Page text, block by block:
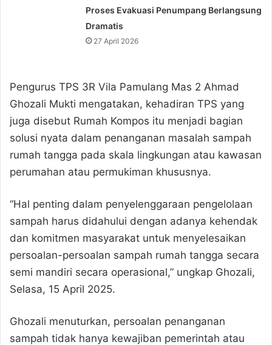
Proses Evakuasi Penumpang Berlangsung
Dramatis
27 April 2026
Pengurus TPS 3R Vila Pamulang Mas 2 Ahmad
Ghozali Mukti mengatakan, kehadiran TPS yang
juga disebut Rumah Kompos itu menjadi bagian
solusi nyata dalam penanganan masalah sampah
rumah tangga pada skala lingkungan atau kawasan
perumahan atau permukiman khususnya.
“Hal penting dalam penyelenggaraan pengelolaan
sampah harus didahului dengan adanya kehendak
dan komitmen masyarakat untuk menyelesaikan
persoalan-persoalan sampah rumah tangga secara
semi mandiri secara operasional,” ungkap Ghozali,
Selasa, 15 April 2025.
Ghozali menuturkan, persoalan penanganan
sampah tidak hanya kewajiban pemerintah atau